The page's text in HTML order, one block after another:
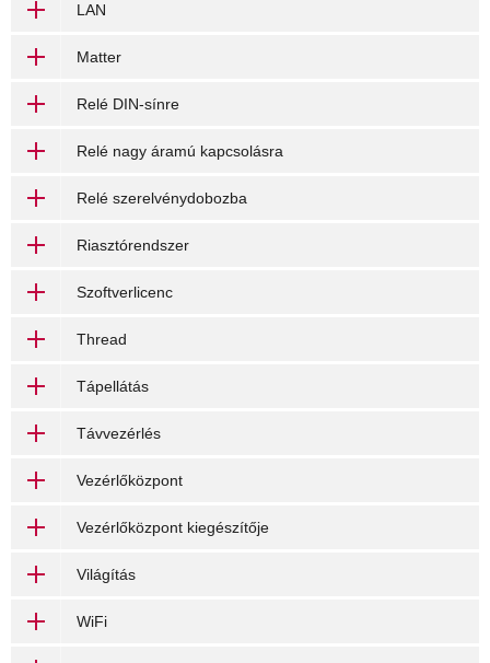
LAN
Matter
Relé DIN-sínre
Relé nagy áramú kapcsolásra
Relé szerelvénydobozba
Riasztórendszer
Szoftverlicenc
Thread
Tápellátás
Távvezérlés
Vezérlőközpont
Vezérlőközpont kiegészítője
Világítás
WiFi